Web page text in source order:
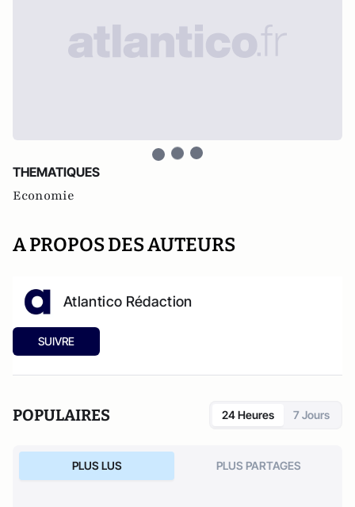
THEMATIQUES
Economie
A PROPOS DES AUTEURS
Atlantico Rédaction
SUIVRE
POPULAIRES 24 Heures 7 Jours
PLUS LUS PLUS PARTAGES